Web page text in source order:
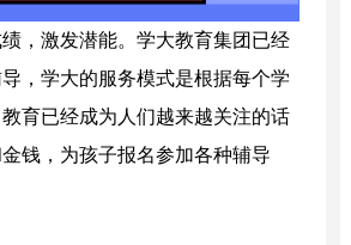
，激发潜能。学大教育集团已经
，学大的服务模式是根据每个学
育已经成为人们越来越关注的话
钱，为孩子报名参加各种辅导